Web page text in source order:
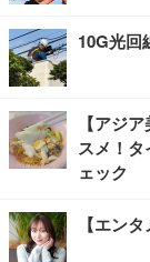
10G光回
【アジ
スメ！
ェック
【エン